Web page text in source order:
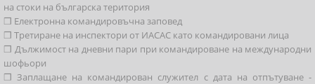
на стоки на българска територия
❒ Електронна командировъчна заповед
❒ Третиране на инспектори от ИАСАС като командировани лица
❒ Дължимост на дневни пари при командироване на международни
шофьори
❒ Заплащане на командирован служител с дата на отпътуване -